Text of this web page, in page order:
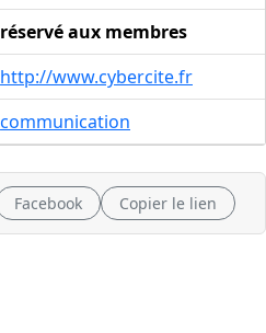
réservé aux membres
http://www.cybercite.fr
communication
Facebook Copier le lien